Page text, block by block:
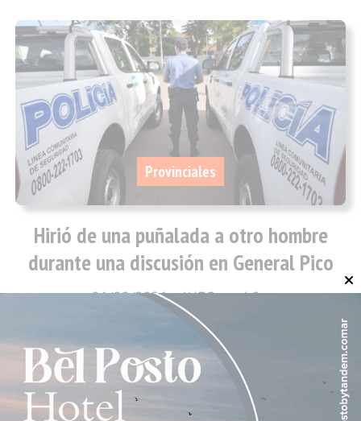
Hirió de una puñalada a otro hombre
durante una discusión en General Pico
INFOtec 4.0
Provinciales
06/08/2026